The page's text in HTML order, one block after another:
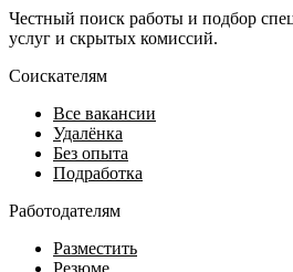
Честный поиск работы и подбор
услуг и скрытых комиссий.
Соискателям
Все вакансии
Удалёнка
Без опыта
Подработка
Работодателям
Разместить